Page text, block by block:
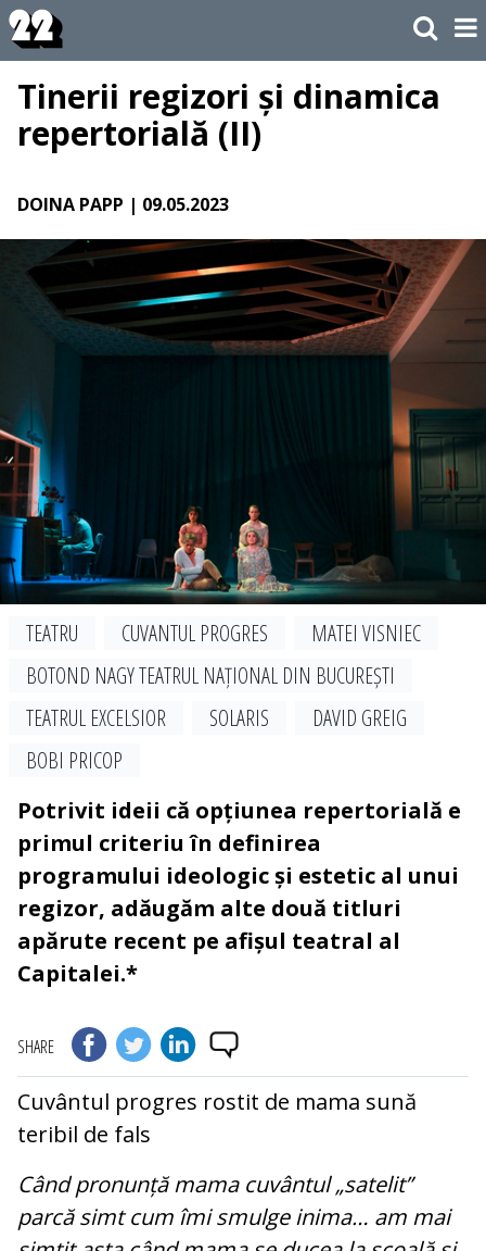
Tinerii regizori și dinamica
repertorială (II)
DOINA PAPP | 09.05.2023
TEATRU CUVANTUL PROGRES
MATEI VISNIEC
BOTOND NAGY TEATRUL NAȚIONAL DIN BUCUREȘTI
TEATRUL EXCELSIOR
SOLARIS
DAVID GREIG
BOBI PRICOP
Potrivit ideii că opțiunea repertorială e
primul criteriu în definirea
programului ideologic și estetic al unui
regizor, adăugăm alte două titluri
apărute recent pe afișul teatral al
Capitalei.*
SHARE
Cuvântul progres rostit de mama sună
teribil de fals
Când pronunță mama cuvântul „satelit”
parcă simt cum îmi smulge inima… am mai